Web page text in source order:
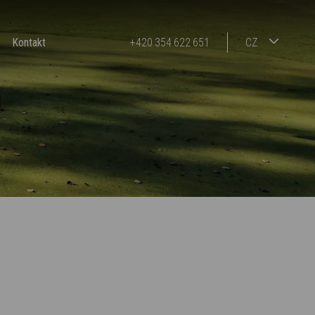
Kontakt +420 354 622 651 CZ